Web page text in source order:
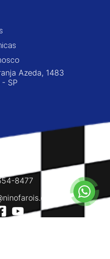
Azeda, 1483
SP
8477
0160
8477